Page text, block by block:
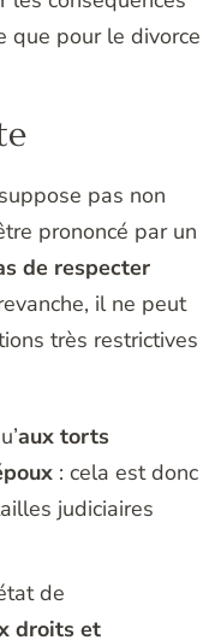
que pour le divorce
pas non
prononcé par un
de respecter
il ne peut
très restrictives
aux torts
: cela est donc
judiciaires
de
droits et